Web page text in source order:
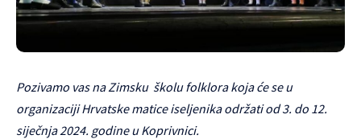
Pozivamo vas na Zimsku školu folklora koja će se u
organizaciji Hrvatske matice iseljenika održati od 3. do 12.
siječnja 2024. godine u Koprivnici.